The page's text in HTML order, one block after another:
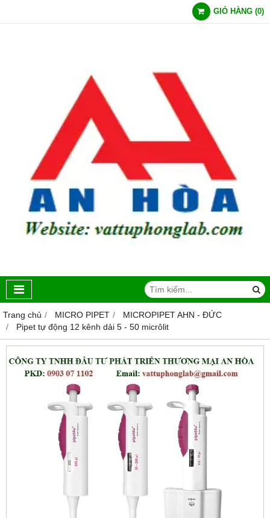
GIỎ HÀNG (0)
Trang chủ MICRO PIPET
MICROPIPET AHN - ĐỨC
Pipet tự động 12 kênh dải 5 - 50 micrôlit